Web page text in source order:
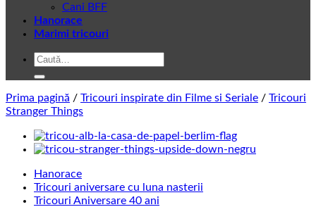
Cani BFF
Hanorace
Marimi tricouri
Caută
Prima pagină / Tricouri inspirate din Filme si Seriale / Tricouri
Stranger Things
Hanorace
Tricouri aniversare cu luna nasterii
Tricouri Aniversare 40 ani